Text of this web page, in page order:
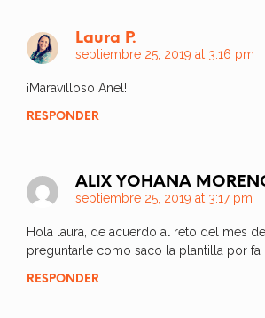
Laura P.
septiembre 25, 2019 at 3:16 pm
¡Maravilloso Anel!
RESPONDER
ALIX YOHANA
septiembre 25, 2019 at 3:17 pm
Hola laura, de acuerdo al reto del mes
preguntarle como saco la plantilla por fa
RESPONDER